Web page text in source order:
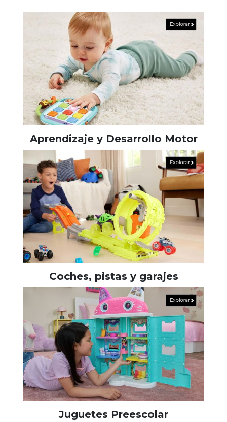
Aprendizaje y Desarrollo Motor
Coches, pistas y garajes
Juguetes Preescolar